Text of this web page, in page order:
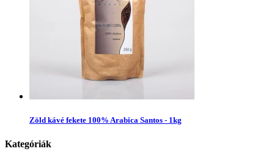
Zöld kávé fekete 100% Arabica Santos - 1kg
Kategóriák